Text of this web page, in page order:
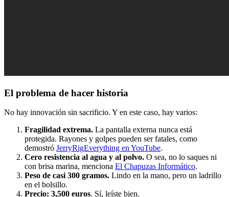
El problema de hacer historia
No hay innovación sin sacrificio. Y en este caso, hay varios:
Fragilidad extrema. La pantalla externa nunca está
protegida. Rayones y golpes pueden ser fatales, como
demostró JerryRigEverything en YouTube.
Cero resistencia al agua y al polvo. O sea, no lo saques ni
con brisa marina, menciona El Chapuzas Informático.
Peso de casi 300 gramos. Lindo en la mano, pero un ladrillo
en el bolsillo.
Precio: 3,500 euros. Sí, leíste bien.